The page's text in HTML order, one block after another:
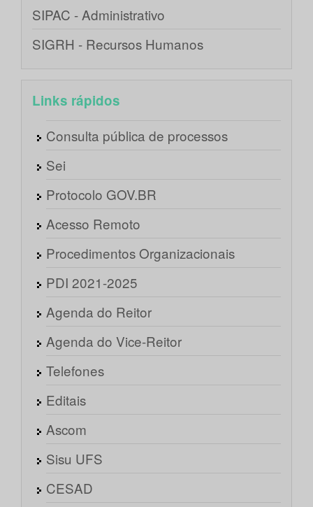
SIPAC - Administrativo
SIGRH - Recursos Humanos
Links rápidos
Consulta pública de processos
Sei
Protocolo GOV.BR
Acesso Remoto
Procedimentos Organizacionais
PDI 2021-2025
Agenda do Reitor
Agenda do Vice-Reitor
Telefones
Editais
Ascom
Sisu UFS
CESAD